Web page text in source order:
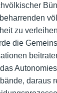
zu
die
daraus